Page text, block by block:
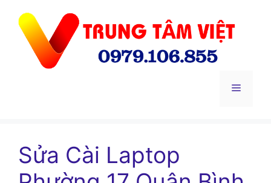
Menu
Sửa Cài Laptop